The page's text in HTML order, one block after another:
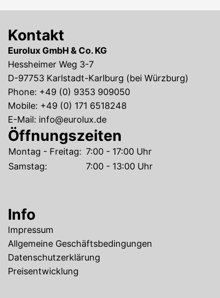
Kontakt
Eurolux GmbH & Co. KG
Hessheimer Weg 3-7
D-97753 Karlstadt-Karlburg (bei Würzburg)
Phone: +49 (0) 9353 909050
Mobile: +49 (0) 171 6518248
E-Mail: info@eurolux.de
Öffnungszeiten
Montag - Freitag: 7:00 - 17:00 Uhr
Samstag:
7:00 - 13:00 Uhr
Info
Impressum
Allgemeine Geschäftsbedingungen
Datenschutzerklärung
Preisentwicklung